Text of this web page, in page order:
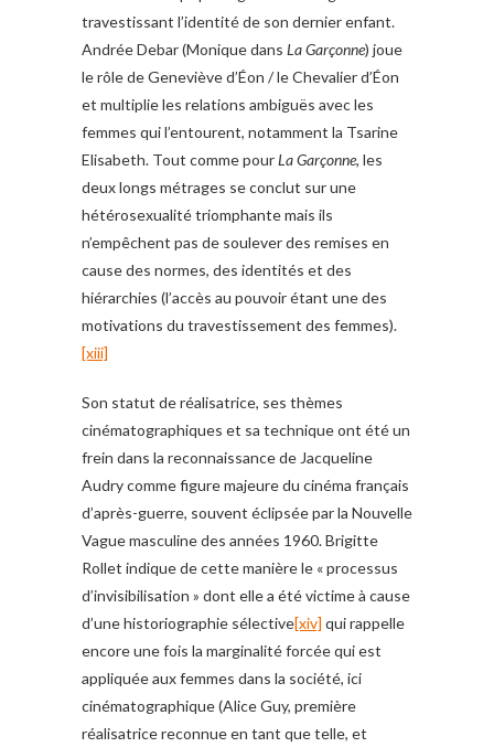
travestissant l’identité de son dernier enfant.
Andrée Debar (Monique dans La Garçonne) joue
le rôle de Geneviève d’Éon / le Chevalier d’Éon
et multiplie les relations ambiguës avec les
femmes qui l’entourent, notamment la Tsarine
Elisabeth. Tout comme pourLa Garçonne, les
deux longs métrages se conclut sur une
hétérosexualité triomphante mais ils
n’empêchent pas de soulever des remises en
cause des normes, des identités et des
hiérarchies (l’accès au pouvoir étant une des
motivations du travestissement des femmes).
[xiii]
Son statut de réalisatrice, ses thèmes
cinématographiques et sa technique ont été un
frein dans la reconnaissance de Jacqueline
Audry comme figure majeure du cinéma français
d’après-guerre, souvent éclipsée par la Nouvelle
Vague masculine des années 1960. Brigitte
Rollet indique de cette manière le « processus
d’invisibilisation » dont elle a été victime à cause
d’une historiographie sélective[xiv] qui rappelle
encore une fois la marginalité forcée qui est
appliquée aux femmes dans la société, ici
cinématographique (Alice Guy, première
réalisatrice reconnue en tant que telle, et